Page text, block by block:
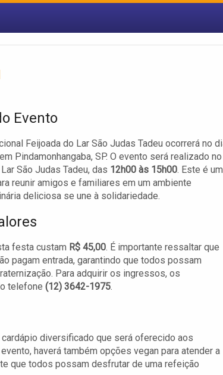
Evento
Feijoada do Lar São Judas Tadeu ocorrerá no
Pindamonhangaba, SP. O evento será realizado no
São Judas Tadeu, das 12h00 às 15h00. Este é um
reunir amigos e familiares em um ambiente
deliciosa se une à solidariedade.
festa custam R$ 45,00. É importante ressaltar que
pagam entrada, garantindo que todos possam
Para adquirir os ingressos, os
telefone (12) 3642-1975.
diversificado que será oferecido aos
haverá também opções vegan para atender a
que todos possam desfrutar de uma refeição